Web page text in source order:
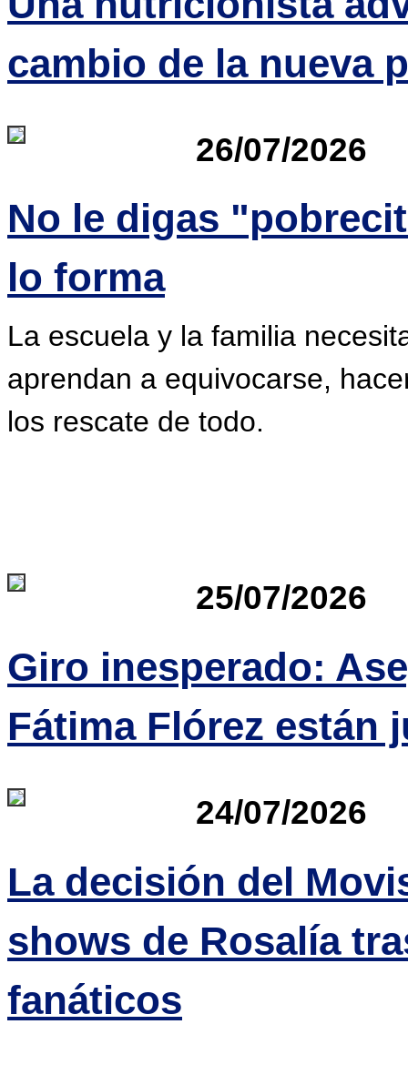
cambio de la nueva
26/07/2026
No le digas
lo forma
La escuela y la familia
aprendan a equivocarse,
los rescate de todo.
25/07/2026
Giro inesperado:
Fátima Flórez están
24/07/2026
La decisión del
shows de Rosalía
fanáticos